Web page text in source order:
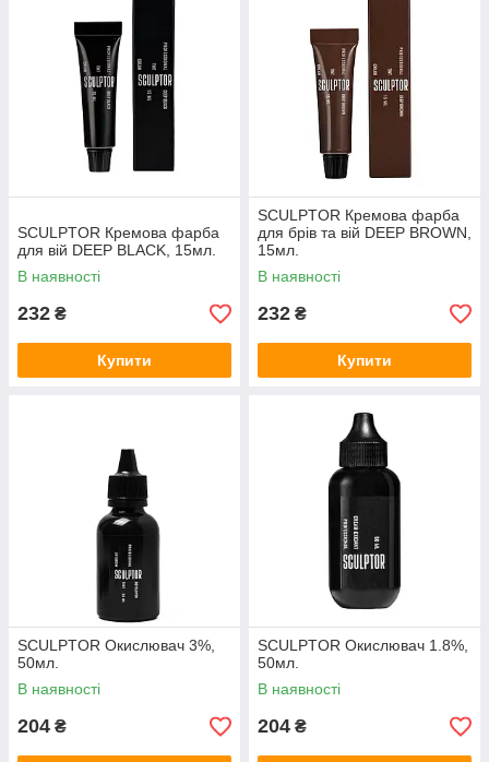
SCULPTOR Кремова фарба
для вій DEEP BLACK, 15мл.
В наявності
232 ₴
Купити
SCULPTOR Кремова фарба
для брів та вій DEEP BROWN,
15мл.
В наявності
232 ₴
Купити
SCULPTOR Окислювач 3%,
50мл.
В наявності
204 ₴
SCULPTOR Окислювач 1.8%,
50мл.
В наявності
204 ₴